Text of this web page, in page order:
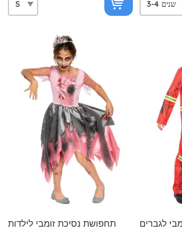
תחפושת נסיכת זומבי לילדות לגברים